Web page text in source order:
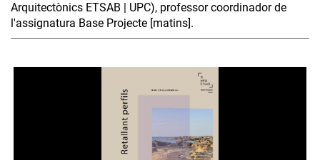
Arquitectònics ETSAB | UPC), professor coordinador de
l'assignatura Base Projecte [matins].